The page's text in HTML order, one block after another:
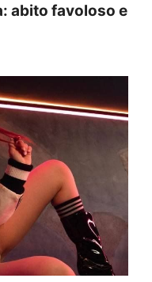
abito favoloso e